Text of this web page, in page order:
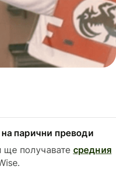
парични преводи
ще получавате средния